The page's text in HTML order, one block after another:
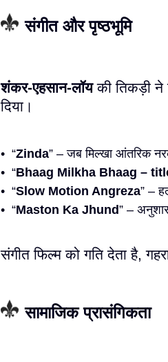
संगीत और पृष्ठभूमि
शंकर-एहसान-लॉयकी तिकड़ी ने
दिया।
• “Zinda” – जब मिल्खा आंतरिक
• “Bhaag Milkha Bhaag –
• “Slow Motion Angreza” –
• “Maston Ka Jhund” –
संगीत फिल्म को गति देता है,
सामाजिक प्रासंगिकता